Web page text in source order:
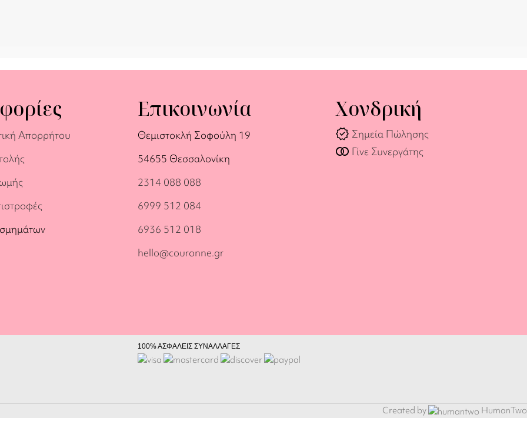
Απορρήτου
Επικοινωνία
Θεμιστοκλή Σοφούλη 19
54655 Θεσσαλονίκη
2314 088 088
6999 512 084
6936 512 018
hello@couronne.gr
Χονδρική
verified Σημεία Πώλησης
join_full Γίνε Συνεργάτης
100% ΑΣΦΑΛΕΙΣ ΣΥΝΑΛΛΑΓΕΣ
Created by HumanTwo